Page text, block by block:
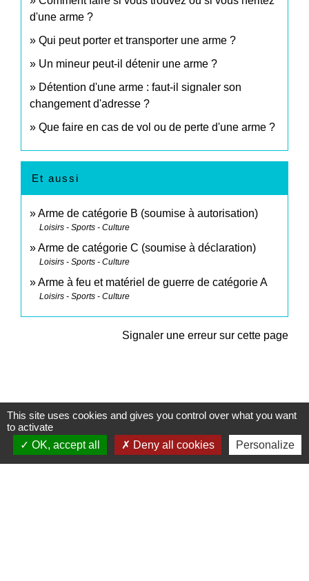
d'une arme ?
Qui peut porter et transporter une arme ?
Un mineur peut-il détenir une arme ?
Détention d'une arme : faut-il signaler son
changement d'adresse ?
Que faire en cas de vol ou de perte d'une arme ?
Et aussi
Arme de catégorie B (soumise à autorisation)
Loisirs - Sports - Culture
Arme de catégorie C (soumise à déclaration)
Loisirs - Sports - Culture
Arme à feu et matériel de guerre de catégorie A
Loisirs - Sports - Culture
Signaler une erreur sur cette page
Contacts
Commune de Sturzelbronn
This site uses cookies and gives you control over what you want
to activate
OK, accept all
Deny all cookies Personalize